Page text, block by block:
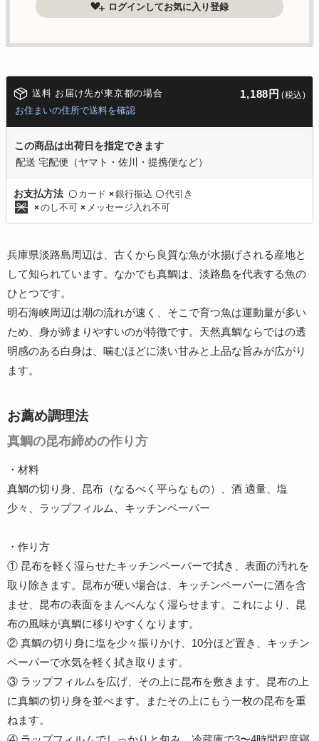
ログインしてお気に入り登録
送料 お届け先が東京都の場合 1,188円 (税込)
お住まいの住所で送料を確認
この商品は出荷日を指定できます
配送 宅配便（ヤマト・佐川・提携便など）
お支払方法 〇 カード ×銀行振込 〇代引き
×のし不可 × メッセージ入れ不可
兵庫県淡路島周辺は、古くから良質な魚が水揚げされる産地と
して知られています。なかでも真鯛は、淡路島を代表する魚の
ひとつです。
明石海峡周辺は潮の流れが速く、そこで育つ魚は運動量が多い
ため、身が締まりやすいのが特徴です。天然真鯛ならではの透
明感のある白身は、噛むほどに淡い甘みと上品な旨みが広がり
ます。
お薦め調理法
真鯛の昆布締めの作り方
・材料
真鯛の切り身、昆布（なるべく平らなもの）、酒 適量、塩
少々、ラップフィルム、キッチンペーパー
・作り方
① 昆布を軽く湿らせたキッチンペーパーで拭き、表面の汚れを
取り除きます。昆布が硬い場合は、キッチンペーパーに酒を含
ませ、昆布の表面をまんべんなく湿らせます。これにより、昆
布の風味が真鯛に移りやすくなります。
② 真鯛の切り身に塩を少々振りかけ、10分ほど置き、キッチン
ペーパーで水気を軽く拭き取ります。
③ ラップフィルムを広げ、その上に昆布を敷きます。昆布の上
に真鯛の切り身を並べます。またその上にもう一枚の昆布を重
ねます。